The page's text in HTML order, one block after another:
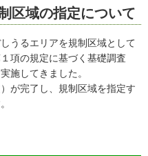
区域の指定について
うるエリアを規制区域として
項の規定に基づく基礎調査
施してきました。
が完了し、規制区域を指定す